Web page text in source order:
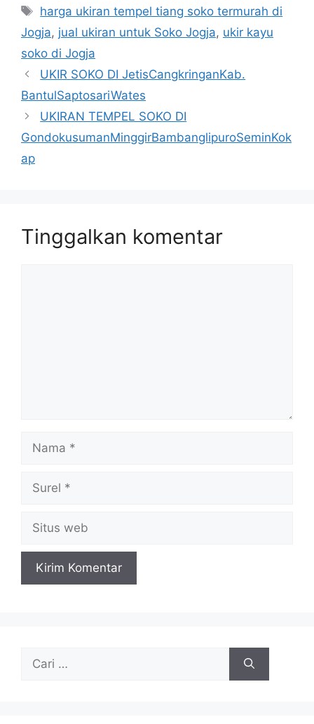
Tag
harga ukiran tempel tiang soko termurah di
Jogja, jual ukiran untuk Soko Jogja, ukir kayu
soko di Jogja
UKIR SOKO DI JetisCangkringanKab.
BantulSaptosariWates
UKIRAN TEMPEL SOKO DI
GondokusumanMinggirBambanglipuroSeminKok
ap
Tinggalkan komentar
web
untuk: